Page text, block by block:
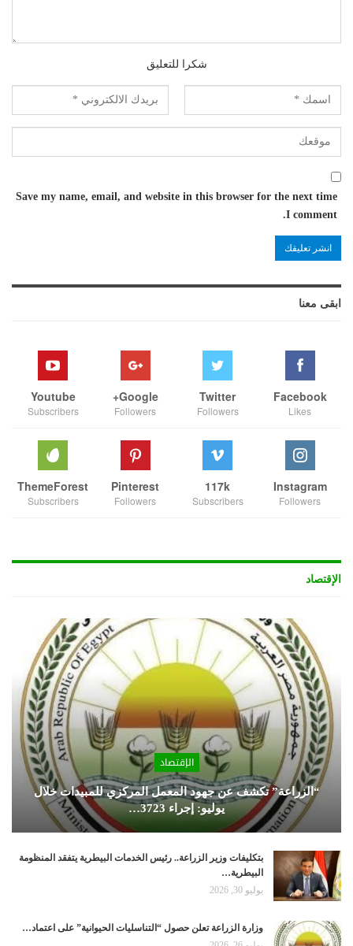
شكرا للتعليق
Save my name, email, and website in this browser for the next time
I comment.
ابقى معنا
Facebook
Likes
Twitter
Followers
Google+
Followers
Youtube
Subscribers
Instagram
Followers
117k
Subscribers
Pinterest
Followers
ThemeForest
Subscribers
الإقتصاد
الإقتصاد
“الزراعة” تكشف عن جهود المعمل المركزي للمبيدات خلال
يوليو: إجراء 3723…
بتكليفات وزير الزراعة.. رئيس الخدمات البيطرية يتفقد المنظومة
البيطرية…
يوليو 30, 2026
وزارة الزراعة تعلن حصول “التناسليات الحيوانية” على اعتماد…